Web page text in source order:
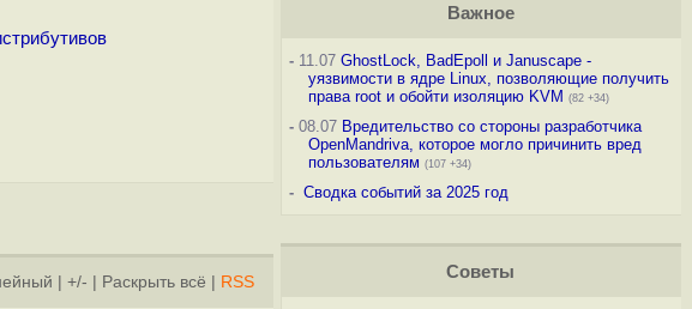
+/- Раскрыть всё RSS
Важное
-11.07 GhostLock, BadEpoll и Januscape -
уязвимости в ядре Linux, позволяющие получить
права root и обойти изоляцию KVM (82 +34)
-08.07 Вредительство со стороны разработчика
OpenMandriva, которое могло причинить вред
пользователям (107 +34)
- Сводка событий за 2025 год
Советы